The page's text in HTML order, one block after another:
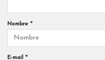
Nombre *
E-mail *